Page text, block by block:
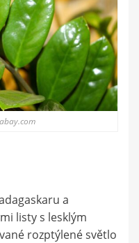
a
listy s lesklým
rozptýlené světlo